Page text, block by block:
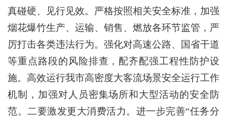
真碰硬、见行见效。严格按照相关安全标准，加强
烟花爆竹生产、运输、销售、燃放各环节监管，严
厉打击各类违法行为。强化对高速公路、国省干道
等重点路段的风险排查，配齐配强工程性防护设
施。高效运行我市高密度大客流场景安全运行工作
机制，加强对人员密集场所和大型活动的安全防
范。二要激发更大消费活力。进一步完善“任务分